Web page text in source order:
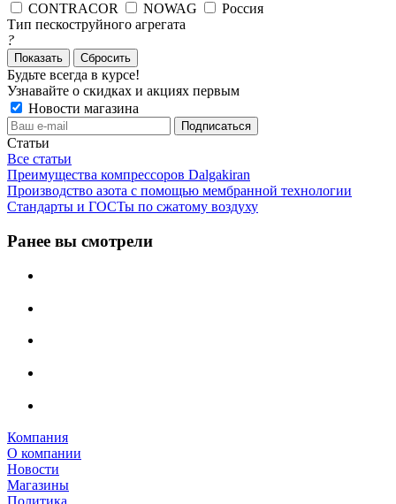
CONTRACOR
NOWAG
Россия
Тип пескоструйного агрегата
?
Сбросить
Будьте всегда в курсе!
Узнавайте о скидках и акциях первым
Новости магазина
Статьи
Все статьи
Преимущества компрессоров Dalgakiran
Производство азота с помощью мембранной технологии
Стандарты и ГОСТы по сжатому воздуху
Ранее вы смотрели
Компания
О компании
Новости
Магазины